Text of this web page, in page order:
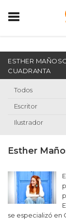
ESTHER
CUADRANTA
Todos
Escritor
Ilustrador
Esther
se especializó en